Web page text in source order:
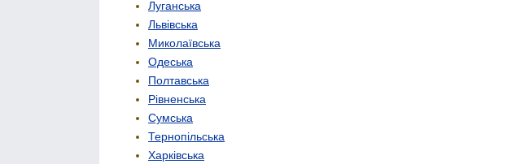
Луганська
Львівська
Миколаївська
Одеська
Полтавська
Рівненська
Сумська
Тернопільська
Харківська